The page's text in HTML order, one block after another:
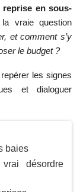
reprise en sous-
vraie question
et comment s’y
le budget ?
les signes
et dialoguer
baies
désordre